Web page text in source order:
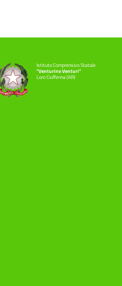
Istituto Comprensivo Statale
"Venturino Venturi"
Loro Ciuffenna (AR)